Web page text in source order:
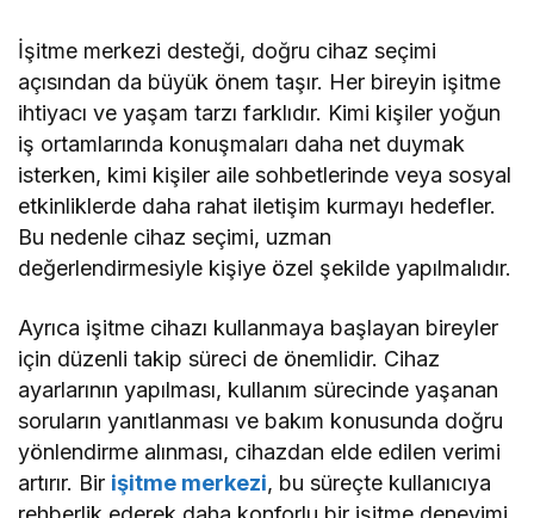
İşitme merkezi desteği, doğru cihaz seçimi
açısından da büyük önem taşır. Her bireyin işitme
ihtiyacı ve yaşam tarzı farklıdır. Kimi kişiler yoğun
iş ortamlarında konuşmaları daha net duymak
isterken, kimi kişiler aile sohbetlerinde veya sosyal
etkinliklerde daha rahat iletişim kurmayı hedefler.
Bu nedenle cihaz seçimi, uzman
değerlendirmesiyle kişiye özel şekilde yapılmalıdır.
Ayrıca işitme cihazı kullanmaya başlayan bireyler
için düzenli takip süreci de önemlidir. Cihaz
ayarlarının yapılması, kullanım sürecinde yaşanan
soruların yanıtlanması ve bakım konusunda doğru
yönlendirme alınması, cihazdan elde edilen verimi
artırır. Bir işitme merkezi, bu süreçte kullanıcıya